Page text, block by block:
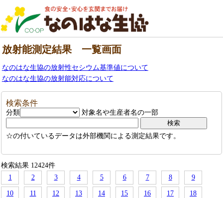
放射能測定結果 一覧画面
なのはな生協の放射性セシウム基準値について
なのはな生協の放射能対応について
検索条件
分類 対象名や生産者名の一部
☆の付いているデータは外部機関による測定結果です。
検索結果 12424件
1
2 3 4 5 6 7 8 9
10 11 12 13 14 15 16 17 18